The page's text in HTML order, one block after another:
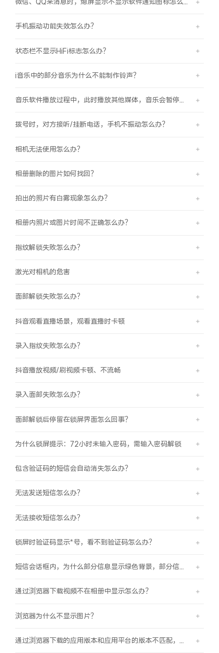
手机振动功能失效怎么办？
状态栏不显示HiFi标志怎么办？
i音乐中的部分音乐为什么不能制作铃声？
拨号时，对方接听/挂断电话，手机不振动怎么办？
相机无法使用怎么办？
相册删除的图片如何找回？
拍出的照片有白雾现象怎么办？
相册内照片或图片时间不正确怎么办？
指纹解锁失败怎么办？
激光对相机的危害
面部解锁失败怎么办？
抖音观看直播场景，观看直播时卡顿
录入指纹失败怎么办？
抖音播放视频/刷视频卡顿、不流畅
录入面部失败怎么办？
面部解锁后停留在锁屏界面怎么回事？
为什么锁屏提示：72小时未输入密码，需输入密码解锁
包含验证码的短信会自动消失怎么办？
无法发送短信怎么办？
无法接收短信怎么办？
锁屏时验证码显示*号，看不到验证码怎么办？
通过浏览器下载视频不在相册中显示怎么办？
浏览器为什么不显示图片？